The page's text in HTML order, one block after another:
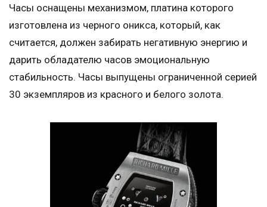
Часы оснащены механизмом, платина которого
изготовлена из черного оникса, который, как
считается, должен забирать негативную энергию и
дарить обладателю часов эмоциональную
стабильность. Часы выпущены ограниченной серией
30 экземпляров из красного и белого золота.